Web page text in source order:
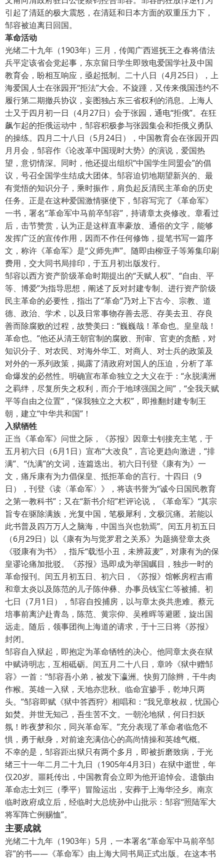
引起了清廷的极大震怒，在清廷和日本方面的双重压力下，
邹容被迫离日回国。
革命活动
光绪二十九年（1903年）三月，传闻广西巡抚王之春将借法
兵平定该省会党起事，东京留日学生即致电爱国学社及中国
教育会，盼相互响应，亟起抵制。二十八日（4月25日），上
海爱国人士在张园开“拒法”大会。不旋踵，又传来俄国违约不
履行第二期撤兵协议，妄图独占东三省权利的消息。上海人
士又于四月初一日（4月27日）会于张园，通电“拒俄”。在狂
飙乍起的拒俄运动中，邹容积极参与张园集会和拒俄义勇队
的操练。四月二十八日（5月24日），中国教育会在张园开四
月月会，邹容作《论改革中国现时大势》的演说，爱国热
望，意切情深。同时，他还提出组织“中国学生同盟会”的倡
议，号召全国学生结成大团体。邹容迫切地期望新兴的、最
有觉悟的知识分子，乘时振作，肩负起反清民主革命的历史
任务。正是在这种爱国激情驱使下，邹容写完了《革命军》
一书，署名“革命军中马前卒邹容”，持请章太炎修改。章看过
后，击节赞赏，认为正是这样直率豪放、通俗的文字，能够
发挥广泛的宣传作用，因而不作任何修饰，提笔书写一篇序
文，称许《革命军》是“义师先声”。随即由柳亚子等筹集印刷
费用，交大同书局排印，于五月初出版发行。
邹容以西方资产阶级革命时期提出的“天赋人权”、“自由、平
等、博爱”为指导思想，阐述了反对封建专制、进行资产阶级
民主革命的必要性，指出了“革命”乃对上下古今、宗教、道
德、政治、学术，以及日常事物存善去恶、存美去丑、存良
善而除腐败的过程，故赞美曰：“巍巍哉！革命也。皇皇哉！
革命也。”他还从清王朝官制的腐败、刑审、官吏的贪酷，对
知识分子、对农民、对海外华工、对商人、对士兵的政策及
对外的一系列政策，揭露了清政府对国人的压迫，分析了革
命爆发的必然性。明确宣布革命独立之大义在于：“永脱满洲
之羁绊，尽复所失之权利，而介于地球强国之间”，“全我天赋
平等自由之位置”，“保我独立之大权”，即推翻封建专制王
朝，建立“中华共和国”！
入狱牺牲
正当《革命军》问世之际，《苏报》因章士钊接充主笔，于
五月初六日（6月1日）宣布“大改良”，言论更趋向激进，“排
满”、“仇满”的文词，连篇迭出。初六日刊登《康有为》一
文，痛斥康有为力倡保皇、抵拒革命的言行。十四日（9
日），刊登《读〈革命军〉》，将该书誉为“诚今日国民教育
之第一教科书”；又在“新书介绍”栏评论说，《革命军》“其宗
旨专在驱除满族，光复中国，笔极犀利，文极沉痛。若能以
此书普及四万万人之脑海，中国当兴也勃焉”。闰五月初五日
（6月29日）以《康有为与觉罗君之关系》为题摘登章太炎
《驳康有为书》，指斥“载湉小丑，未辨菽麦”，对康有为的保
皇谬论痛加批驳。《苏报》迅即成为举国瞩目，独步一时的
革命报刊。闰五月初五日、初六日，《苏报》馆帐房程吉甫
和章太炎以及陈范的儿子陈仲彝、办事员钱宝仁等被捕。初
七日（7月1日），邹容自投捕房，以与章太炎共患难。蔡元
培事前离沪赴青岛，陈范、黄宗仰、吴稚晖等避匿，旋出国
远走。随后，领事团徇上海道的请求，于十三日将《苏报》
封闭。
邹容自入狱起，即抱定为革命牺牲的决心。他同章太炎在狱
中赋诗明志，互相砥砺。闰五月二十八日，章吟《狱中赠邹
容》一首：“邹容吾小弟，被发下瀛洲。快剪刀除辫，干牛肉
作糇。英雄一入狱，天地亦悲秋。临命宜掺手，乾坤只两
头。”邹容即赋《狱中答西狩》相唱和：“我兄章枚叔，忧国心
如焚。并世无知己，吾生苦不文。一朝沦地狱，何日扫妖
氛！昨夜梦和尔，同兴革命军。”充分表现了革命者临危不
惧，勇于献身，对前途充满信心的高尚情操和英雄气概。
不幸的是，邹容距出狱只有两个多月，即被折磨致病，于光
绪三十一年二月二十九日（1905年4月3日）在狱中逝世，年
仅20岁。噩耗传出，中国教育会立即为他开追悼会。遗骸由
革命志士刘三（季平）冒险运出，安葬于上海华泾乡。南京
临时政府成立后，经临时大总统孙中山批示：邹容“照陆军大
将军阵亡例赐恤”。
主要成就
光绪二十九年（1903年）5月，一本署名“革命军中马前卒邹
容”的书——《革命军》由上海大同书局正式出版。在这本书